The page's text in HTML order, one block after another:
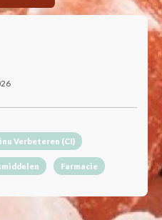
Verbeteren (CI)
Farmacie